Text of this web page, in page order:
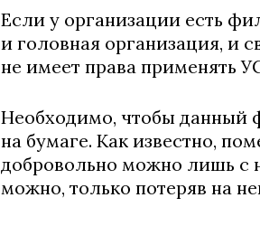
Если у организации есть
и головная организация, и
не имеет права применять
Необходимо, чтобы данный
на бумаге. Как известно,
добровольно можно лишь с
можно, только потеряв на